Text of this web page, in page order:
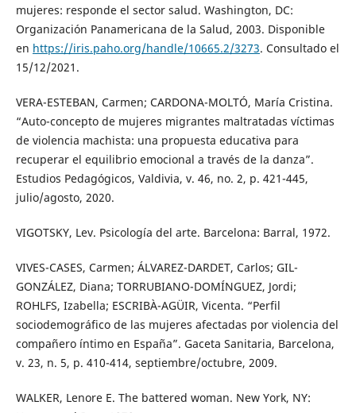
mujeres: responde el sector salud. Washington, DC:
Organización Panamericana de la Salud, 2003. Disponible
en https://iris.paho.org/handle/10665.2/3273. Consultado el
15/12/2021.
VERA-ESTEBAN, Carmen; CARDONA-MOLTÓ, María Cristina.
“Auto-concepto de mujeres migrantes maltratadas víctimas
de violencia machista: una propuesta educativa para
recuperar el equilibrio emocional a través de la danza”.
Estudios Pedagógicos, Valdivia, v. 46, no. 2, p. 421-445,
julio/agosto, 2020.
VIGOTSKY, Lev. Psicología del arte. Barcelona: Barral, 1972.
VIVES-CASES, Carmen; ÁLVAREZ-DARDET, Carlos; GIL-
GONZÁLEZ, Diana; TORRUBIANO-DOMÍNGUEZ, Jordi;
ROHLFS, Izabella; ESCRIBÀ-AGÜIR, Vicenta. “Perfil
sociodemográfico de las mujeres afectadas por violencia del
compañero íntimo en España”. Gaceta Sanitaria, Barcelona,
v. 23, n. 5, p. 410-414, septiembre/octubre, 2009.
WALKER, Lenore E. The battered woman. New York, NY: